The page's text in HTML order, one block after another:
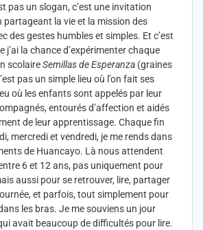
pas un slogan, c’est une invitation
partageant la vie et la mission des
des gestes humbles et simples. Et c’est
j’ai la chance d’expérimenter chaque
scolaireSemillas de Esperanza (graines
pas un simple lieu où l’on fait ses
où les enfants sont appelés par leur
entourés d’affection et aidés
de leur apprentissage. Chaque fin
mercredi et vendredi, je me rends dans
de Huancayo. Là nous attendent
6 et 12 ans, pas uniquement pour
aussi pour se retrouver, lire, partager
et parfois, tout simplement pour
les bras. Je me souviens un jour
avait beaucoup de difficultés pour lire.